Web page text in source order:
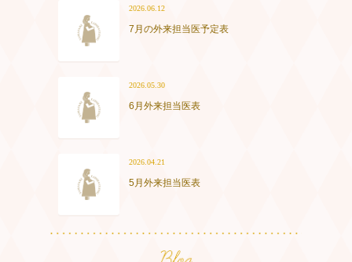
2026.06.12
7月の外来担当医予定表
2026.05.30
6月外来担当医表
2026.04.21
5月外来担当医表